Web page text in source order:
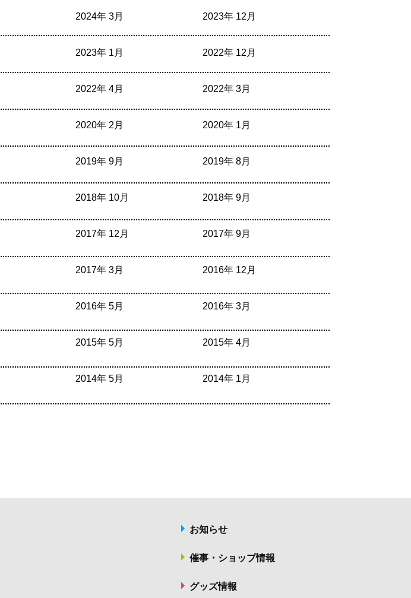
2024年 3月 2023年 12月
2023年 1月 2022年 12月
2022年 4月 2022年 3月
2020年 2月 2020年 1月
2019年 9月 2019年 8月
2018年 10月 2018年 9月
2017年 12月 2017年 9月
2017年 3月 2016年 12月
2016年 5月 2016年 3月
2015年 5月 2015年 4月
2014年 5月 2014年 1月
お知らせ
催事・ショップ情報
グッズ情報